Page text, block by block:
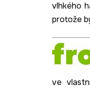
vlhkého
protože
ve